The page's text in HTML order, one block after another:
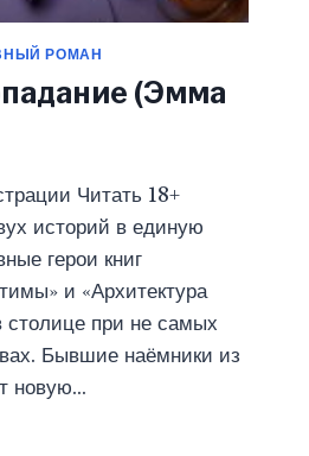
РОМАН
(Эмма
Читать 18+
историй в единую
герои книг
и «Архитектура
столице при не самых
Бывшие наёмники из
новую…